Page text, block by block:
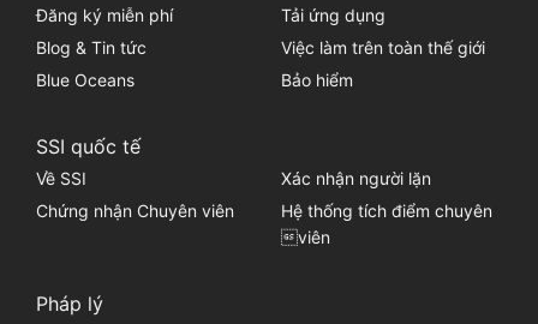
Đăng ký miễn phí
Tải ứng dụng
Blog & Tin tức
Việc làm trên toàn thế giới
Blue Oceans
Bảo hiểm
SSI quốc tế
Về SSI
Xác nhận người lặn
Chứng nhận Chuyên viên
Hệ thống tích điểm chuyên
viên
Pháp lý